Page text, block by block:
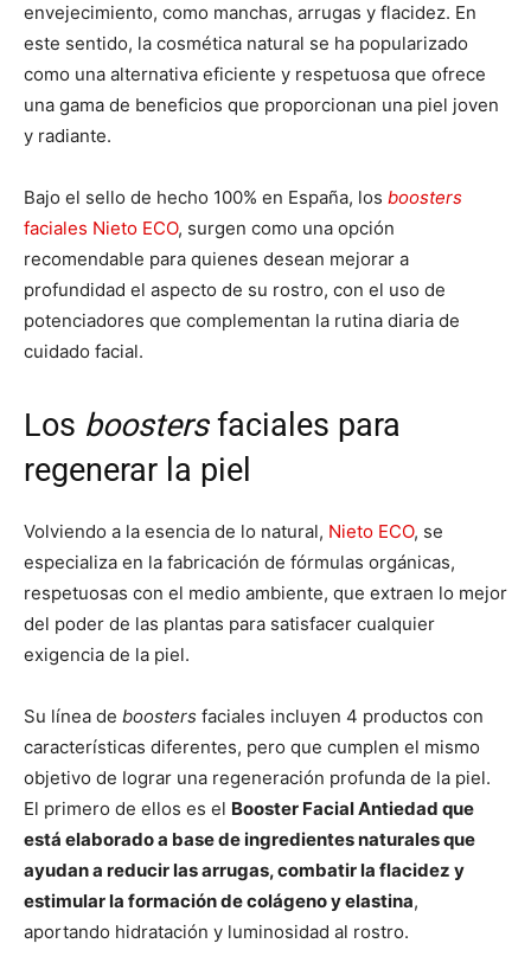
envejecimiento, como manchas, arrugas y flacidez. En
este sentido, la cosmética natural se ha popularizado
como una alternativa eficiente y respetuosa que ofrece
una gama de beneficios que proporcionan una piel joven
y radiante.
Bajo el sello de hecho 100% en España, los boosters
faciales Nieto ECO, surgen como una opción
recomendable para quienes desean mejorar a
profundidad el aspecto de su rostro, con el uso de
potenciadores que complementan la rutina diaria de
cuidado facial.
Los boostersfaciales para
regenerar la piel
Volviendo a la esencia de lo natural, Nieto ECO, se
especializa en la fabricación de fórmulas orgánicas,
respetuosas con el medio ambiente, que extraen lo mejor
del poder de las plantas para satisfacer cualquier
exigencia de la piel.
Su línea de boosters faciales incluyen 4 productos con
características diferentes, pero que cumplen el mismo
objetivo de lograr una regeneración profunda de la piel.
El primero de ellos es el Booster Facial Antiedad que
está elaborado a base de ingredientes naturales que
ayudan a reducir las arrugas, combatir la flacidez y
estimular la formación de colágeno y elastina,
aportando hidratación y luminosidad al rostro.